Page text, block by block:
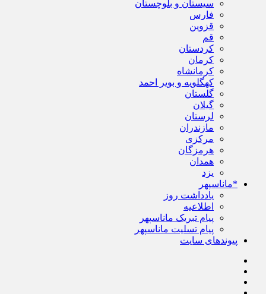
سیستان و بلوچستان
فارس
قزوین
قم
کردستان
کرمان
کرمانشاه
کهگلویه و بویر احمد
گلستان
گیلان
لرستان
مازندران
مرکزی
هرمزگان
همدان
یزد
*ماناسپهر
یادداشت روز
اطلاعیه
پیام تبریک ماناسپهر
پیام تسلیت ماناسپهر
پیوندهای سایت